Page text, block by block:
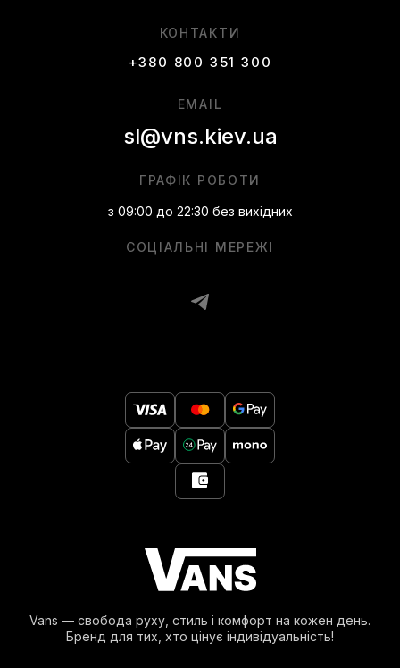
Vans — свобода руху, стиль і комфорт на кожен день.
Бренд для тих, хто цінує індивідуальність!
КОНТАКТИ
+380 800 351 300
СОЦІАЛЬНІ МЕРЕЖІ
ГРАФІК РОБОТИ
з 09:00 до 22:30 без вихідних
EMAIL
sl@vns.kiev.ua